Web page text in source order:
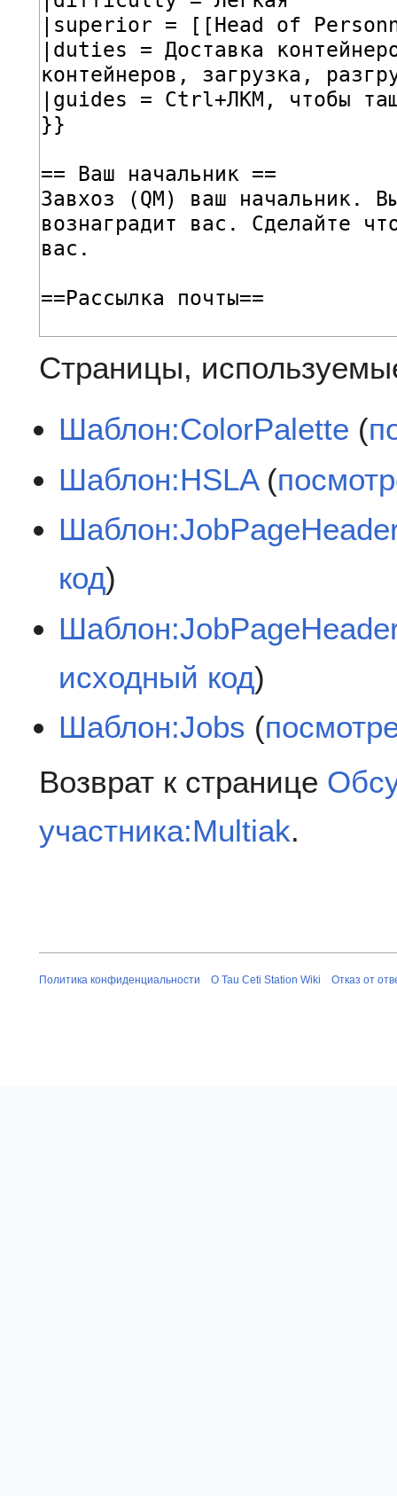
Страницы,
Шаблон:ColorPalette (
Шаблон:HSLA(
код)
исходный код)
Шаблон:Jobs (
Возврат к странице
участника:Multiak.
Политика конфиденциальности О Tau Ceti Station Wiki Отказ от